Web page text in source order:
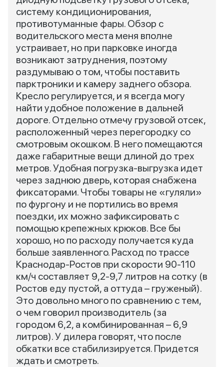
систему кондиционирования,
противотуманные фары. Обзор с
водительского места меня вполне
устраивает, но при парковке иногда
возникают затруднения, поэтому
раздумываю о том, чтобы поставить
парктроники и камеру заднего обзора.
Кресло регулируется, и я всегда могу
найти удобное положение в дальней
дороге. Отдельно отмечу грузовой отсек,
расположенный через перегородку со
смотровым окошком. В него помещаются
даже габаритные вещи длиной до трех
метров. Удобная погрузка-выгрузка идет
через заднюю дверь, которая снабжена
фиксаторами. Чтобы товары не «гуляли»
по фургону и не портились во время
поездки, их можно зафиксировать с
помощью крепежных крюков. Все бы
хорошо, но по расходу получается куда
больше заявленного. Расход по трассе
Краснодар-Ростов при скорости 90-110
км/ч составляет 9,2-9,7 литров на сотку (в
Ростов еду пустой, а оттуда – груженый).
Это довольно много по сравнению с тем,
о чем говорил производитель (за
городом 6,2, а комбинированная – 6,9
литров). У дилера говорят, что после
обкатки все стабилизируется. Придется
ждать и смотреть.